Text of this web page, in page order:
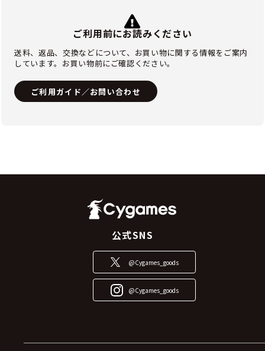
ご利用前にお読みください
送料、返品、交換などについて、お買い物に関する情報をご案内
しています。お買い物前にご確認ください。
ご利用ガイド／お問い合わせ
公式SNS
@Cygames_goods
@Cygames_goods